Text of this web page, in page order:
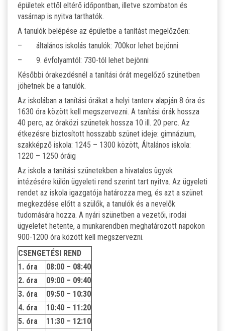
épületek ettől eltérő időpontban, illetve szombaton és
vasárnap is nyitva tarthatók.
A tanulók belépése az épületbe a tanítást megelőzően:
– általános iskolás tanulók: 700kor lehet bejönni
– 9. évfolyamtól: 730-tól lehet bejönni
Későbbi órakezdésnél a tanítási órát megelőző szünetben
jöhetnek be a tanulók.
Az iskolában a tanítási órákat a helyi tanterv alapján 8 óra és
1630 óra között kell megszervezni. A tanítási órák hossza
40 perc, az óraközi szünetek hossza 10 ill. 20 perc. Az
étkezésre biztosított hosszabb szünet ideje: gimnázium,
szakképző iskola: 1245 – 1300 között, Általános iskola:
1220 – 1250 óráig
Az iskola a tanítási szünetekben a hivatalos ügyek
intézésére külön ügyeleti rend szerint tart nyitva. Az ügyeleti
rendet az iskola igazgatója határozza meg, és azt a szünet
megkezdése előtt a szülők, a tanulók és a nevelők
tudomására hozza. A nyári szünetben a vezetői, irodai
ügyeletet hetente, a munkarendben meghatározott napokon
900-1200 óra között kell megszervezni.
CSENGETÉSI REND
1. óra
08:00 – 08:40
2. óra
09:00 – 09:40
3. óra
09:50 – 10:30
4. óra
10:40 – 11:20
5. óra
11:30 – 12:10